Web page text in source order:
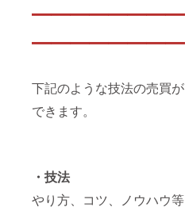
━━━━━━━━
━━━━━━━━
下記のような技法の売買が
できます。
・技法
やり方、コツ、ノウハウ等